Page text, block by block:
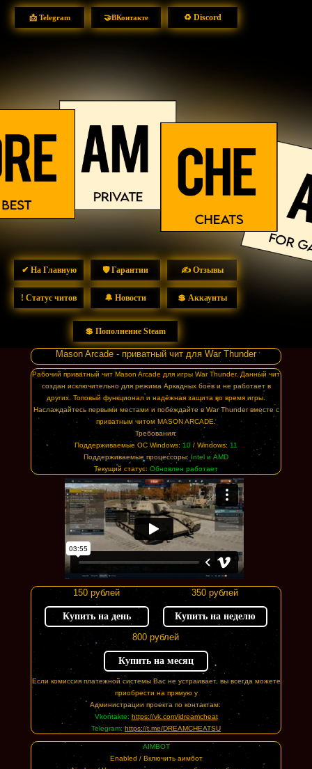
✍ Отзывы
🛡 Гарантии
💲 Аккаунты
💲 Пополнение Steam
🔔 Новости
! Статус читов
✔ На Главную
♻ Discord
📩 Telegram 🤝ВКонтакте
Mason Arcade - приватный чит для War Thunder
Рабочий приватный чит Mason Arcade для игры War Thunder. Данный чит
создан исключительно для режима Аркадных боёв и не работает в
других. Топовый функционал и надёжная защита во время игры.
Наслаждайтесь первыми местами и побеждайте в War Thunder вместе с
приватным читом MASON ARCADE.
AIMBOT
Enabled / Включить аимбот
Если комиссия платежной системы Вас не устраивает, вы всегда можете
приобрести на прямую у
Администрации проекта по контактам:
Vkontakte: https://vk.com/idreamcheat
Telegram:https://t.me/DREAMCHEATSU
Купить на неделю
Купить на месяц
Купить на день
350 рублей
150 рублей
800 рублей
Требования:
Поддерживаемые ОС Windows: 10 / Windows: 11
Поддерживаемые процессоры: Intel и AMD
Текущий статус: Обновлен работает